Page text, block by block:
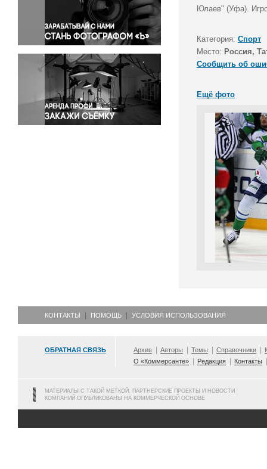
Правосудие
Происшествия и конфликты
Религия
Светская жизнь
Спорт
Экология
Экономика и бизнес
Юлаев" (Уфа).
Категория: Спорт
Место: Россия,
Сообщить об
Ещё фото
КОНТАКТЫ ПОМОЩЬ УСЛОВИЯ ИСПОЛЬЗОВАНИЯ
ОБРАТНАЯ СВЯЗЬ Архив Авторы Темы Справочники
О «Коммерсанте»
Редакция Контакты
МАТЕРИАЛЫ С ТАКОЙ МЕТКОЙ, ПАРТНЕРСКИЕ ПРОЕКТЫ И НОВОСТИ
КОМПАНИЙ ОПУБЛИКОВАНЫ НА КОММЕРЧЕСКОЙ ОСНОВЕ